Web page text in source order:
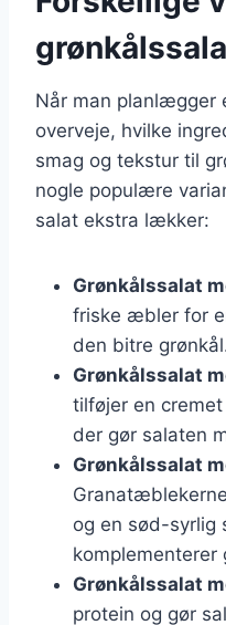
Når man planlægger
overveje, hvilke
smag og tekstur til
nogle populære
salat ekstra lækker:
Grønkålssalat
friske æbler for
den bitre
Grønkålssalat
tilføjer en
der gør salaten
Grønkålssalat
og en sød-syrlig
komplementerer
Grønkålssalat
protein og gør